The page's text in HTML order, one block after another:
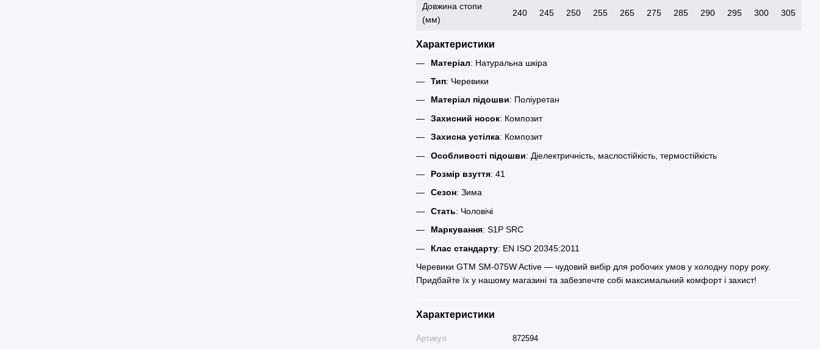
Довжина стопи
(мм)
240 245 250 255 265 275 285 290 295 300 305
Характеристики
Матеріал: Натуральна шкіра
Тип: Черевики
Матеріал підошви: Поліуретан
Захисний носок: Композит
Захисна устілка: Композит
Особливості підошви: Діелектричність, маслостійкість, термостійкість
Розмір взуття: 41
Сезон: Зима
Стать: Чоловічі
Маркування: S1P SRC
Клас стандарту: EN ISO 20345:2011
Черевики GTM SM-075W Active — чудовий вибір для робочих умов у холодну пору року.
Придбайте їх у нашому магазині та забезпечте собі максимальний комфорт і захист!
Характеристики
Артикул
872594